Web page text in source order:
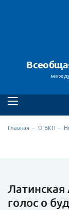
Главная О ВКП
голос о